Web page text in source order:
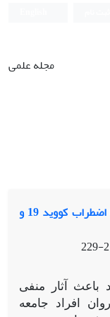
مجله علمی
روابط ساختاری ترس از بیماری کووید 19 با اضطراب کووید 19 و
باعث آثار منفی
افراد جامعه